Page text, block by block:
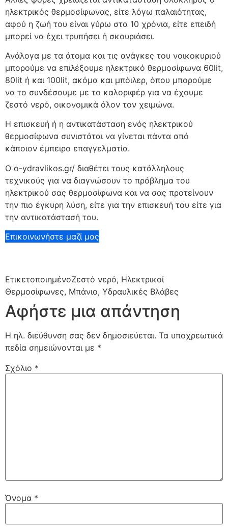
ηλεκτρικός θερμοσίφωνας, είτε λόγω παλαιότητας,
αφού η ζωή του είναι γύρω στα 10 χρόνια, είτε επειδή
μπορεί να έχει τρυπήσει ή σκουριάσει.
Ανάλογα με τα άτομα και τις ανάγκες του νοικοκυριού
μπορούμε να επιλέξουμε ηλεκτρικό θερμοσίφωνα 60lit,
80lit ή και 100lit, ακόμα και μπόιλερ, όπου μπορούμε
να το συνδέσουμε με το καλοριφέρ για να έχουμε
ζεστό νερό, οικονομικά όλον τον χειμώνα.
Η επισκευή ή η αντικατάσταση ενός ηλεκτρικού
θερμοσίφωνα συνιστάται να γίνεται πάντα από
κάποιον έμπειρο επαγγελματία.
Ο o-ydravlikos.gr/ διαθέτει τους κατάλληλους
τεχνικούς για να διαγνώσουν το πρόβλημα του
ηλεκτρικού σας θερμοσίφωνα και να σας προτείνουν
την πιο έγκυρη λύση, είτε για την επισκευή του είτε για
την αντικατάστασή του.
Επικοινωνήστε μαζί μας
ΕτικετοποιημένοΖεστό νερό, Ηλεκτρικοί
Θερμοσίφωνες, Μπάνιο, Υδραυλικές Βλάβες
Αφήστε μια απάντηση
Η ηλ. διεύθυνση σας δεν δημοσιεύεται. Τα υποχρεωτικά
πεδία σημειώνονται με *
Σχόλιο *
Όνομα *